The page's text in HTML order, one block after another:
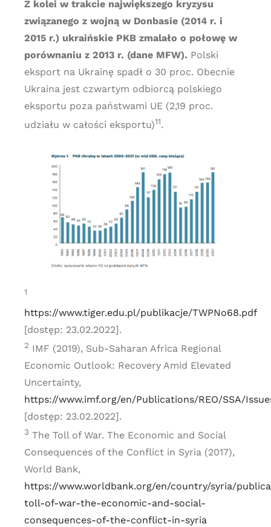
Z kolei w trakcie największego kryzysu
związanego z wojną w Donbasie (2014 r. i
2015 r.) ukraińskie PKB zmalało o połowę w
porównaniu z 2013 r. (dane MFW). Polski
eksport na Ukrainę spadł o 30 proc. Obecnie
Ukraina jest czwartym odbiorcą polskiego
eksportu poza państwami UE (2,19 proc.
udziału w całości eksportu)11.
1
https://www.tiger.edu.pl/publikacje/TWPNo68.pdf
[dostęp: 23.02.2022].
2 IMF (2019), Sub-Saharan Africa Regional
Economic Outlook: Recovery Amid Elevated
Uncertainty,
https://www.imf.org/en/Publications/REO/SSA/
[dostęp: 23.02.2022].
3 The Toll of War. The Economic and Social
Consequences of the Conflict in Syria (2017),
World Bank,
https://www.worldbank.org/en/country/syria/
toll-of-war-the-economic-and-social-
consequences-of-the-conflict-in-syria